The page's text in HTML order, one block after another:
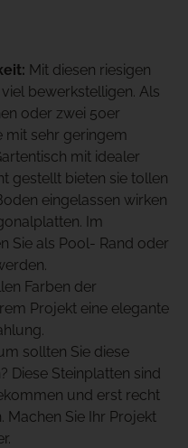
Mit diesen riesigen
bewerkstelligen. Als
oder zwei 50er
mit sehr geringem
mit idealer
gestellt bieten sie tollen
eingelassen wirken
Im
Sie als Pool- Rand oder
Farben der
Projekt eine elegante
sollten Sie diese
Diese Steinplatten sind
und erst recht
Sie Ihr Projekt